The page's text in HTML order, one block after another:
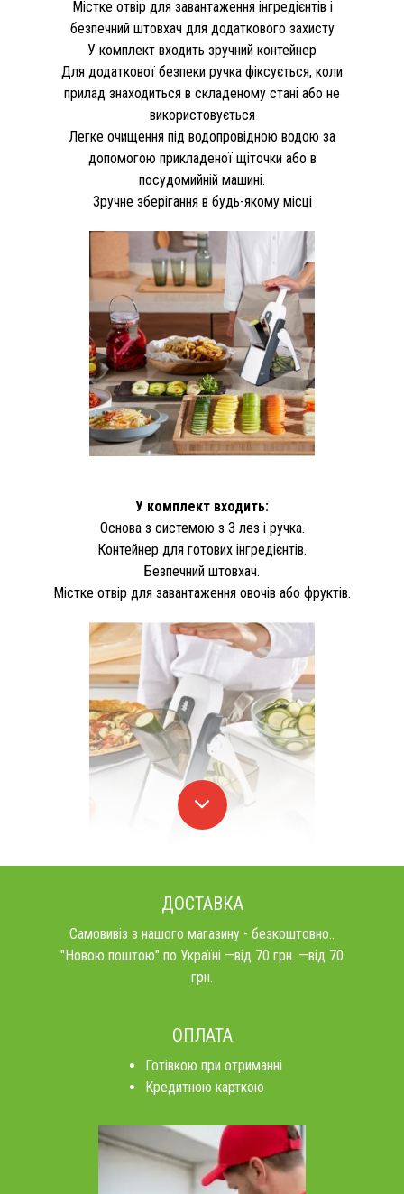
Містке отвір для завантаження інгредієнтів і
безпечний штовхач для додаткового захисту
У комплект входить зручний контейнер
Для додаткової безпеки ручка фіксується, коли
прилад знаходиться в складеному стані або не
використовується
Легке очищення під водопровідною водою за
допомогою прикладеної щіточки або в
посудомийній машині.
Зручне зберігання в будь-якому місці
У комплект входить:
Основа з системою з 3 лез і ручка.
Контейнер для готових інгредієнтів.
Безпечний штовхач.
Містке отвір для завантаження овочів або фруктів.
ДОСТАВКА
Самовивіз з нашого магазину - безкоштовно..
"Новою поштою" по Україні —від 70 грн. —від 70
грн.
ОПЛАТА
Готівкою при отриманні
Кредитною карткою